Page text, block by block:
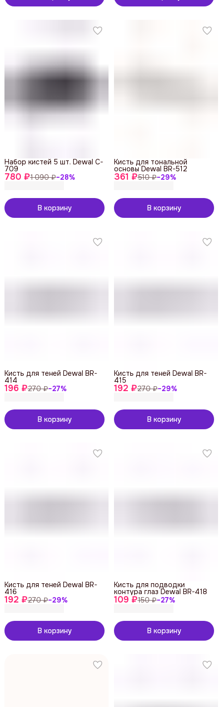
780 ₽1 090 ₽−28%
Набор кистей 5 шт. Dewal C-
709
В корзину
361 ₽510 ₽−29%
Кисть для тональной
основы Dewal BR-512
В корзину
196 ₽270 ₽−27%
Кисть для теней Dewal BR-
414
В корзину
192 ₽270 ₽−29%
Кисть для теней Dewal BR-
415
В корзину
192 ₽270 ₽−29%
Кисть для теней Dewal BR-
416
В корзину
109 ₽150 ₽−27%
Кисть для подводки
контура глаз Dewal BR-418
В корзину